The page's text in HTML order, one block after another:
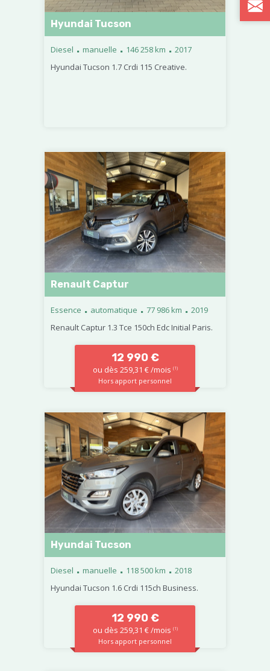
Hyundai Tucson
Diesel . manuelle . 146 258 km . 2017
Hyundai Tucson 1.7 Crdi 115 Creative.
Renault Captur
Essence . automatique . 77 986 km . 2019
Renault Captur 1.3 Tce 150ch Edc Initial Paris.
12 990 €
ou dès 259,31 € /mois (1)
Hors apport personnel
Hyundai Tucson
Diesel . manuelle . 118 500 km . 2018
Hyundai Tucson 1.6 Crdi 115ch Business.
12 990 €
ou dès 259,31 € /mois (1)
Hors apport personnel